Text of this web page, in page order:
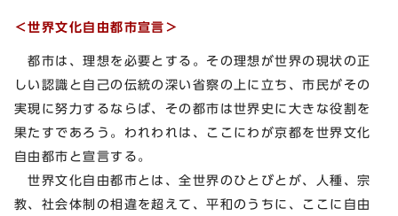
＜世界文化自由都市宣言＞
都市は、理想を必要とする。その理想が世界の現状の正
しい認識と自己の伝統の深い省察の上に立ち、市民がその
実現に努力するならば、その都市は世界史に大きな役割を
果たすであろう。われわれは、ここにわが京都を世界文化
自由都市と宣言する。
世界文化自由都市とは、全世界のひとびとが、人種、宗
教、社会体制の相違を超えて、平和のうちに、ここに自由